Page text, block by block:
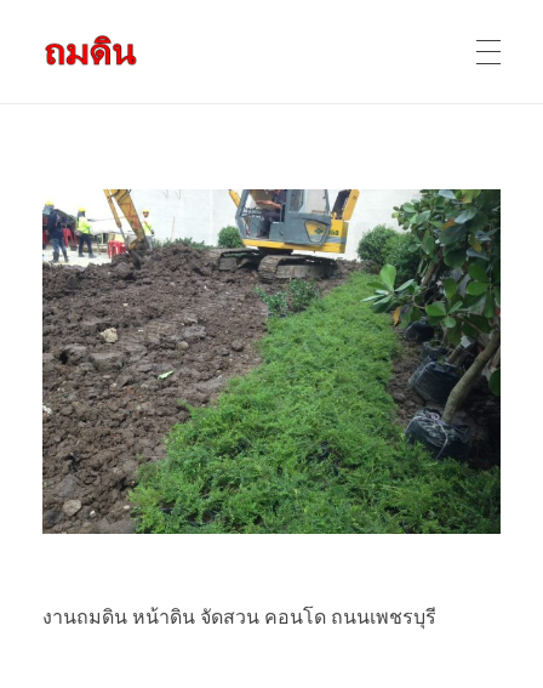
ผลงานถมดิน
ข้อมูลการถมดิน
ติดต่อเรา
งานถมดิน หน้าดิน จัดสวน คอนโด ถนนเพชรบุรี